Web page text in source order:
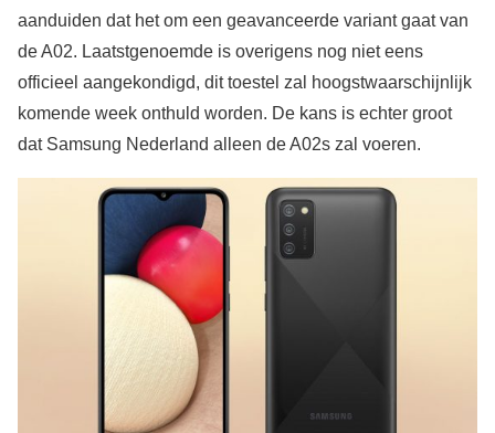
aanduiden dat het om een geavanceerde variant gaat van
de A02. Laatstgenoemde is overigens nog niet eens
officieel aangekondigd, dit toestel zal hoogstwaarschijnlijk
komende week onthuld worden. De kans is echter groot
dat Samsung Nederland alleen de A02s zal voeren.